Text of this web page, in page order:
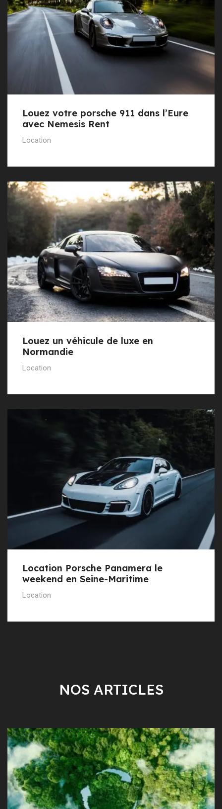
Louez votre porsche 911 dans l’Eure
avec Nemesis Rent
Location
Louez un véhicule de luxe en
Normandie
Location
Location Porsche Panamera le
weekend en Seine-Maritime
Location
NOS ARTICLES